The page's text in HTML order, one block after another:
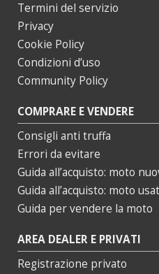
Termini del servizio
Privacy
Cookie Policy
Condizioni d’uso
Community Policy
COMPRARE E VENDERE
Consigli anti truffa
Errori da evitare
Guida all’acquisto: moto
Guida all’acquisto: moto
Guida per vendere la moto
AREA DEALER E PRIVATI
Registrazione privato